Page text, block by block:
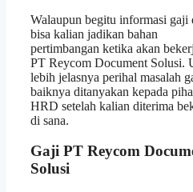
Walaupun begitu informasi gaji
bisa kalian jadikan bahan
pertimbangan ketika akan
PT Reycom Document Solusi.
lebih jelasnya perihal masalah
baiknya ditanyakan kepada
HRD setelah kalian diterima
di sana.
Gaji PT Reycom
Solusi